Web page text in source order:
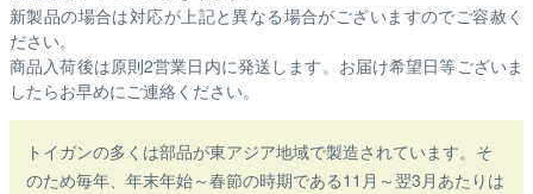
新製品の場合は対応が上記と異なる場合がございますのでご容赦く
ださい。
商品入荷後は原則2営業日内に発送します。お届け希望日等ございま
したらお早めにご連絡ください。
トイガンの多くは部品が東アジア地域で製造されています。そ
のため毎年、年末年始～春節の時期である11月～翌3月あたりは